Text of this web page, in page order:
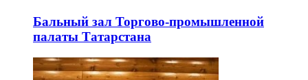
Бальный зал Торгово-промышленной
палаты Татарстана